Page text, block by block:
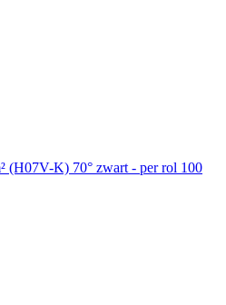
(H07V-K) 70° zwart - per rol 100